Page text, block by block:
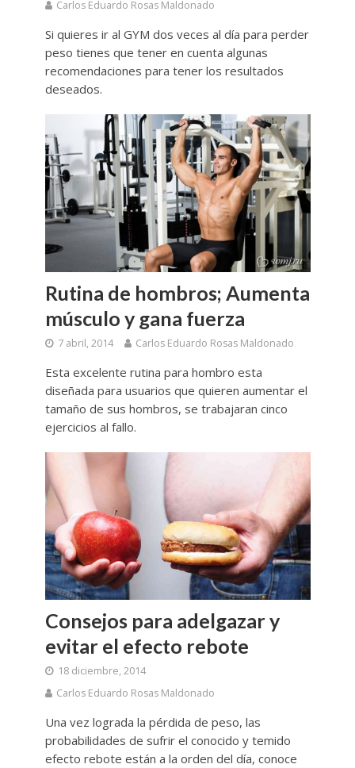
Carlos Eduardo Rosas Maldonado
Si quieres ir al GYM dos veces al día para perder
peso tienes que tener en cuenta algunas
recomendaciones para tener los resultados
deseados.
Rutina de hombros; Aumenta
músculo y gana fuerza
7 abril, 2014 Carlos Eduardo Rosas Maldonado
Esta excelente rutina para hombro esta
diseñada para usuarios que quieren aumentar el
tamaño de sus hombros, se trabajaran cinco
ejercicios al fallo.
Consejos para adelgazar y
evitar el efecto rebote
18 diciembre, 2014
Carlos Eduardo Rosas Maldonado
Una vez lograda la pérdida de peso, las
probabilidades de sufrir el conocido y temido
efecto rebote están a la orden del día, conoce